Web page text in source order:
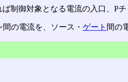
制御対象となる電流の入口、P
間の電流を、ソース・ ゲート 間の